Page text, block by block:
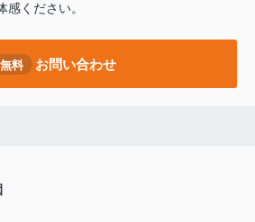
ください。
無料 お問い合わせ